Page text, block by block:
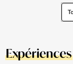
Expériences